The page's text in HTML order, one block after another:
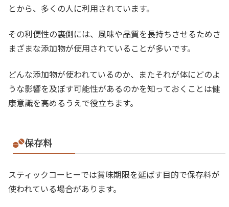
とから、多くの人に利用されています。
その利便性の裏側には、風味や品質を長持ちさせるためさ
まざまな添加物が使用されていることが多いです。
どんな添加物が使われているのか、またそれが体にどのよ
うな影響を及ぼす可能性があるのかを知っておくことは健
康意識を高めるうえで役立ちます。
保存料
スティックコーヒーでは賞味期限を延ばす目的で保存料が
使われている場合があります。